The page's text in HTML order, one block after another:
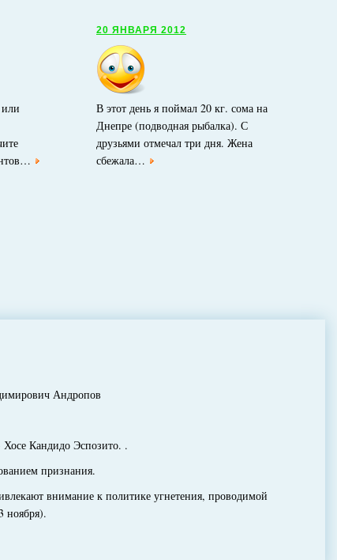
20 ЯНВАРЯ 2012
В этот день я поймал 20 кг. сома на
Днепре (подводная рыбалка). С
друзьями отмечал три дня. Жена
сбежала…
Андропов
Кандидо Эспозито. .
признания.
внимание к политике угнетения, проводимой
ноября).